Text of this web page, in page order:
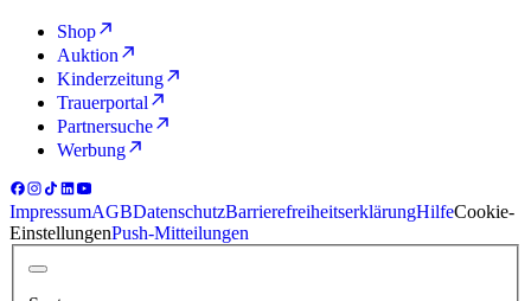
Shop
Auktion
Kinderzeitung
Trauerportal
Partnersuche
Werbung
ImpressumAGBDatenschutzBarrierefreiheitserklärungHilfeCookie-
EinstellungenPush-Mitteilungen